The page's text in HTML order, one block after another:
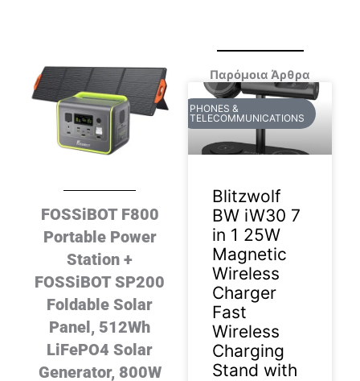
FOSSiBOT F800
Portable Power
Station +
FOSSiBOT SP200
Foldable Solar
Panel, 512Wh
LiFePO4 Solar
Generator, 800W
Παρόμοια Άρθρα
PHONES &
TELECOMMUNICATIONS
Blitzwolf
BW iW30 7
in 1 25W
Magnetic
Wireless
Charger
Fast
Wireless
Charging
Stand with